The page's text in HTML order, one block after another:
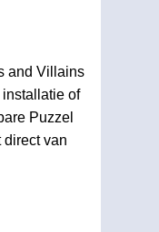
and Villains
of
Puzzel
van